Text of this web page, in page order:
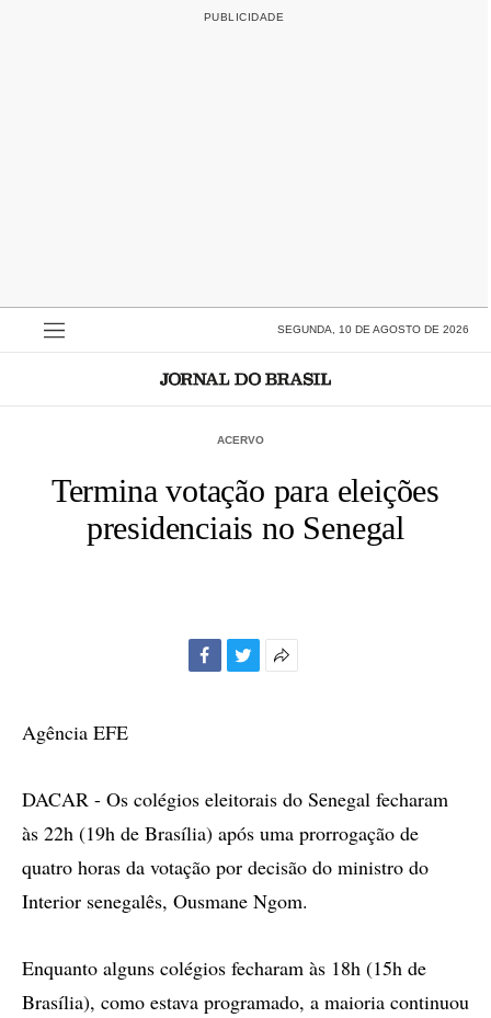
SEGUNDA, 10 DE AGOSTO DE 2026
ACERVO
Termina votação para eleições
presidenciais no Senegal
Agência EFE
DACAR - Os colégios eleitorais do Senegal fecharam
às 22h (19h de Brasília) após uma prorrogação de
quatro horas da votação por decisão do ministro do
Interior senegalês, Ousmane Ngom.
Enquanto alguns colégios fecharam às 18h (15h de
Brasília), como estava programado, a maioria continuou